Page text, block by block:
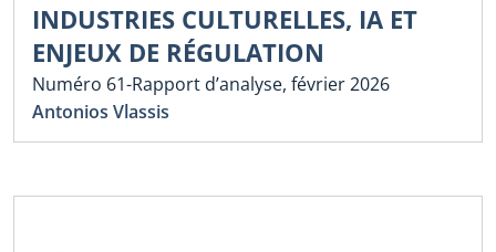
INDUSTRIES CULTURELLES, IA ET
ENJEUX DE RÉGULATION
Numéro 61-Rapport d’analyse, février 2026
Antonios Vlassis